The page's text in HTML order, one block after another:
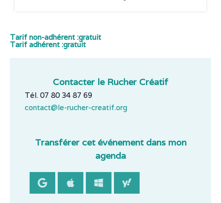
Tarif non-adhérent :gratuit
Tarif adhérent :gratuit
Contacter le Rucher Créatif
Tél. 07 80 34 87 69
contact@le-rucher-creatif.org
Transférer cet événement dans mon
agenda